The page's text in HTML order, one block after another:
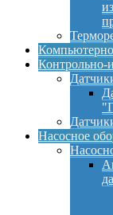
Контрольно-
Насосное